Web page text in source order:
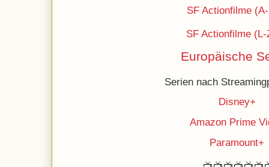
SF Actionfilme
SF Actionfilme (L-
Europäische
Serien nach
Disney+
Amazon Prime
Paramount+